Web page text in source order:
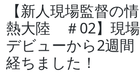
【新人現場監督の情
熱大陸 ＃02】現場
デビューから2週間
経ちました！